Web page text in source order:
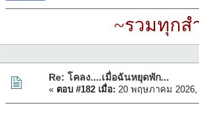
~รวมทุกส
Re: โคลง....เมื่อฉันหยุดพัก...
« ตอบ #182 เมื่อ: 20 พฤษภาคม 2026,